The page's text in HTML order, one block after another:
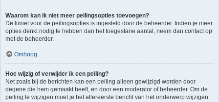
Waarom kan ik niet meer peilingsopties toevoegen?
De limiet voor de peilingsopties is ingesteld door de beheerder. Indien je meer
opties denkt nodig te hebben dan het toegestane aantal, neem dan contact op
met de beheerder.
Omhoog
Hoe wijzig of verwijder ik een peiling?
Net zoals bij de berichten kan een peiling alleen gewijzigd worden door
degene die hem gemaakt heeft, en door een moderator of beheerder. Om de
peiling te wijzigen moet je het allereerste bericht van het onderwerp wijzigen